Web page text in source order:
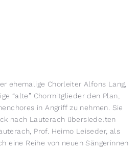
ehemalige Chorleiter Alfons Lang,
“alte” Chormitglieder den Plan,
in Angriff zu nehmen. Sie
nach Lauterach übersiedelten
Prof. Heimo Leiseder, als
eine Reihe von neuen Sängerinnen